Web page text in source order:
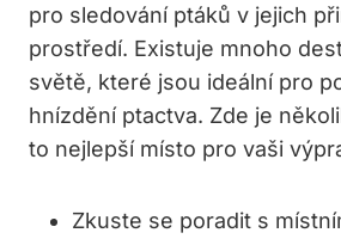
pro sledování ptáků v jejich
prostředí. Existuje mnoho
světě, které jsou ideální pro
hnízdění ptactva. Zde je
to nejlepší místo pro vaši
Zkuste se poradit s